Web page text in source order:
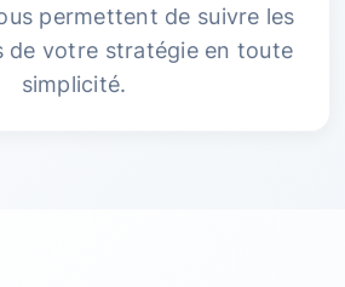
permettent de suivre les
de votre stratégie en toute
simplicité.